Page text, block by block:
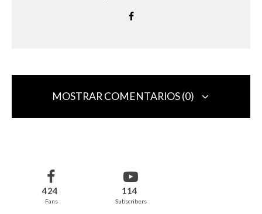
MOSTRAR COMENTARIOS (0)
Tu dirección de correo electrónico no será publicada.
obligatorios están marcados con
424
Fans
114
Subscribers